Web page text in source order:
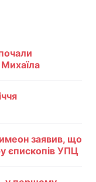
заявив, що
єпископів УПЦ